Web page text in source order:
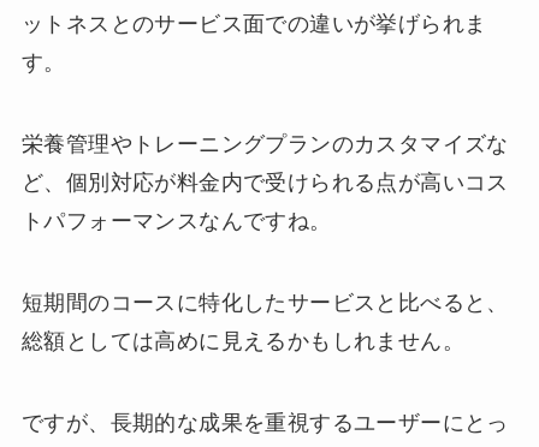
ットネスとのサービス面での違いが挙げられま
す。
栄養管理やトレーニングプランのカスタマイズな
ど、個別対応が料金内で受けられる点が高いコス
トパフォーマンスなんですね。
短期間のコースに特化したサービスと比べると、
総額としては高めに見えるかもしれません。
ですが、長期的な成果を重視するユーザーにとっ